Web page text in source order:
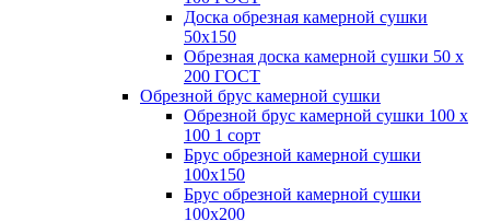
Доска обрезная камерной сушки
50х150
Обрезная доска камерной сушки 50 х
200 ГОСТ
Обрезной брус камерной сушки
Обрезной брус камерной сушки 100 х
100 1 сорт
Брус обрезной камерной сушки
100х150
Брус обрезной камерной сушки
100х200